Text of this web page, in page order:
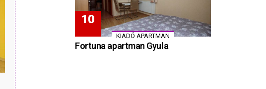
KIADÓ APARTMAN
Fortuna apartman Gyula